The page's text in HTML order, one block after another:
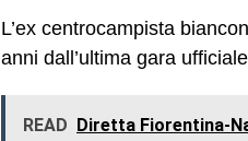
L’ex centrocampista
anni dall’ultima gara ufficiale
READ Diretta Fiorentina-